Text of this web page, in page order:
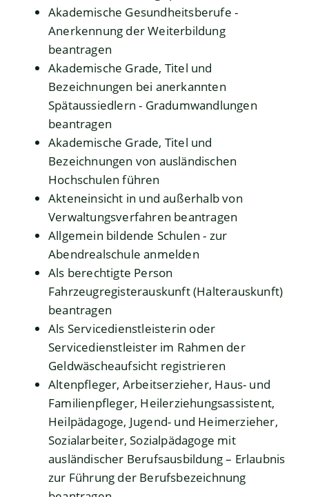
Akademische Gesundheitsberufe -
Anerkennung der Weiterbildung
beantragen
Akademische Grade, Titel und
Bezeichnungen bei anerkannten
Spätaussiedlern - Gradumwandlungen
beantragen
Akademische Grade, Titel und
Bezeichnungen von ausländischen
Hochschulen führen
Akteneinsicht in und außerhalb von
Verwaltungsverfahren beantragen
Allgemein bildende Schulen - zur
Abendrealschule anmelden
Als berechtigte Person
Fahrzeugregisterauskunft (Halterauskunft)
beantragen
Als Servicedienstleisterin oder
Servicedienstleister im Rahmen der
Geldwäscheaufsicht registrieren
Altenpfleger, Arbeitserzieher, Haus- und
Familienpfleger, Heilerziehungsassistent,
Heilpädagoge, Jugend- und Heimerzieher,
Sozialarbeiter, Sozialpädagoge mit
ausländischer Berufsausbildung – Erlaubnis
zur Führung der Berufsbezeichnung